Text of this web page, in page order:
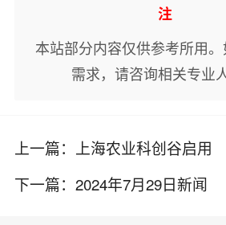
注
本站部分内容仅供参考所用
需求，请咨询相关专业
上一篇：
上海农业科创谷启用
下一篇： 2024年7月29日新闻